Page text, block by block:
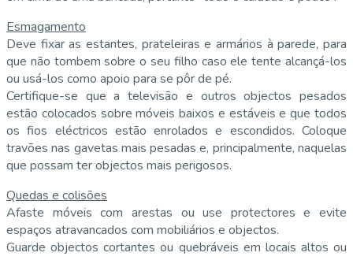
Esmagamento
Deve fixar as estantes, prateleiras e armários à parede, para
que não tombem sobre o seu filho caso ele tente alcançá-los
ou usá-los como apoio para se pôr de pé.
Certifique-se que a televisão e outros objectos pesados
estão colocados sobre móveis baixos e estáveis e que todos
os fios eléctricos estão enrolados e escondidos. Coloque
travões nas gavetas mais pesadas e, principalmente, naquelas
que possam ter objectos mais perigosos.
Quedas e colisões
Afaste móveis com arestas ou use protectores e evite
espaços atravancados com mobiliários e objectos.
Guarde objectos cortantes ou quebráveis em locais altos ou